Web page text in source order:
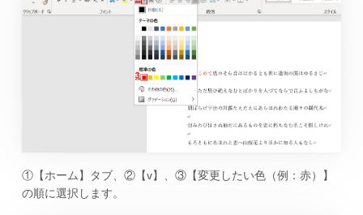
①【ホーム】タブ、②【v】、③【変更したい色（例：赤）】
の順に選択します。